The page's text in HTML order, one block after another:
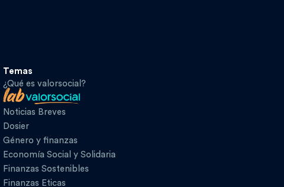
Temas
¿Qué es valorsocial?
Noticias Breves
Dosier
Género y finanzas
Economía Social y Solidaria
Finanzas Sostenibles
Finanzas Eticas